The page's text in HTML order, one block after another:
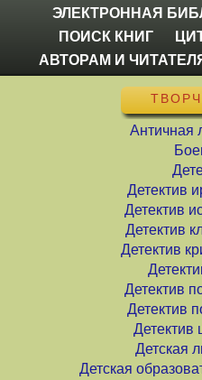
ЭЛЕКТРОННАЯ
ПОИСК КНИГ
АВТОРАМ И
Античная
Детектив
Детектив
Детектив
Детектив
Детектив
Детектив
Детектив
Детская
Детская